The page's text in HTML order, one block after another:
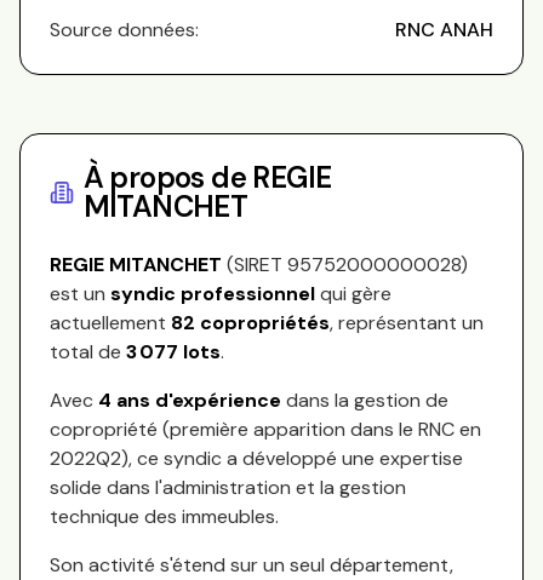
Source données:
RNC ANAH
À propos de REGIE
MITANCHET
REGIE MITANCHET (SIRET 95752000000028)
est un syndic professionnelqui gère
actuellement 82 copropriétés, représentant un
total de 3 077 lots.
Avec 4 ans d'expérience dans la gestion de
copropriété (première apparition dans le RNC en
2022Q2), ce syndic a développé une expertise
solide dans l'administration et la gestion
technique des immeubles.
Son activité s'étend surun seul département,